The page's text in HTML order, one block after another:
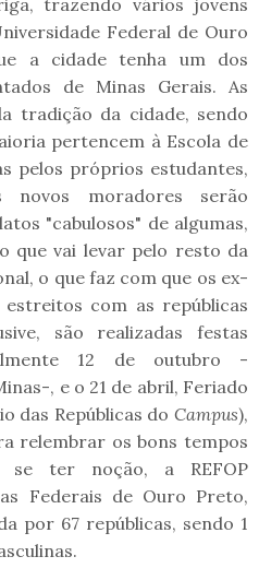
Federal de Ouro
a cidade tenha um dos
de Minas Gerais. As
tradição da cidade, sendo
pertencem à Escola de
pelos próprios estudantes,
moradores serão
"cabulosos" de algumas,
que vai levar pelo resto da
o que faz com que os ex-
com as repúblicas
são realizadas festas
12 de outubro -
, e o 21 de abril, Feriado
das Repúblicas do Campus),
relembrar os bons tempos
se ter noção, a REFOP
Federais de Ouro Preto,
por 67 repúblicas, sendo 1